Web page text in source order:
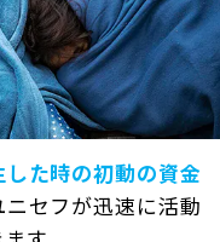
た時の初動の資金
セフが迅速に活動